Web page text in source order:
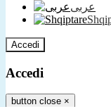
عربى
Accedi
Accedi
button close ×